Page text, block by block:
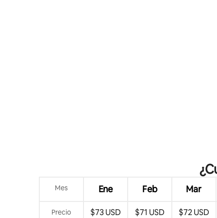
Mes Ene Feb Mar
Precio
$73 USD $71 USD $72 USD